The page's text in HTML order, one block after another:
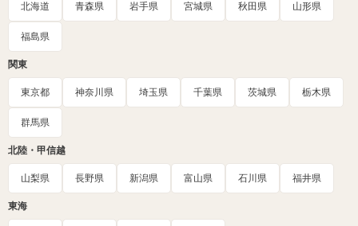
北海道 青森県 岩手県 宮城県 秋田県 山形県
福島県
関東
東京都 神奈川県 埼玉県 千葉県 茨城県 栃木県
群馬県
北陸・甲信越
山梨県 長野県 新潟県 富山県 石川県 福井県
東海